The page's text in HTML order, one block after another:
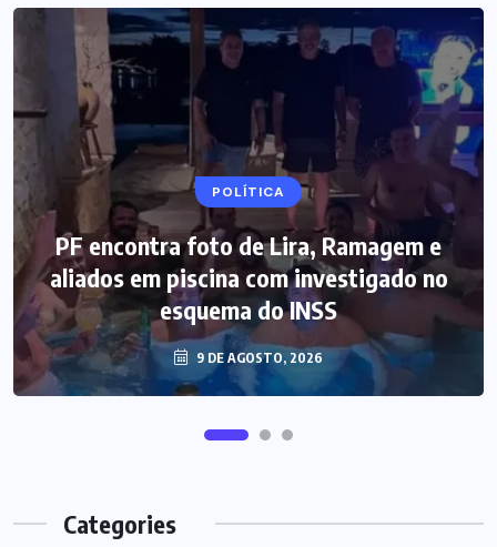
POLÍTICA
PF encontra foto de Lira, Ramagem e
aliados em piscina com investigado no
esquema do INSS
9 DE AGOSTO, 2026
Categories